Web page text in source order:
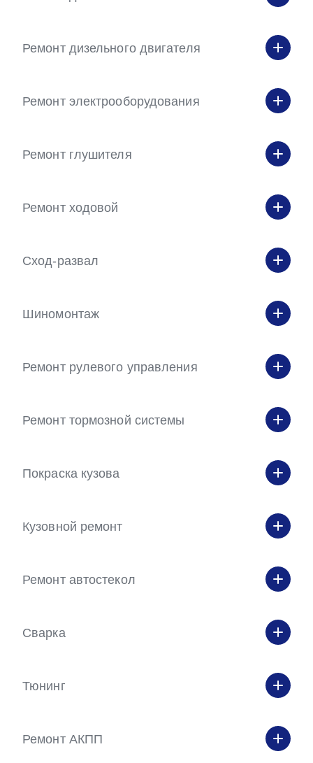
Ремонт дизельного двигателя
Ремонт электрооборудования
Ремонт глушителя
Ремонт ходовой
Сход-развал
Шиномонтаж
Ремонт рулевого управления
Ремонт тормозной системы
Покраска кузова
Кузовной ремонт
Ремонт автостекол
Сварка
Тюнинг
Ремонт АКПП